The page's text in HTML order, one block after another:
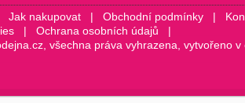
Jak nakupovat | Obchodní podmínky |
| Ochrana osobních údajů |
všechna práva vyhrazena, vytvořeno v